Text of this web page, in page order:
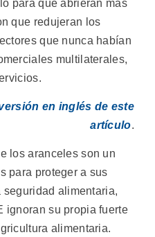
para que abrieran más
que redujeran los
que nunca habían
multilaterales,
en inglés de este
artículo.
los aranceles son un
para proteger a sus
alimentaria,
ignoran su propia fuerte
alimentaria.